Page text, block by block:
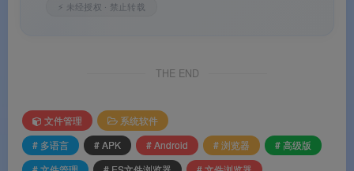
软件亮点
更新日志
更新日志
⚡ 未经授权 · 禁止转载
THE END
文件管理
系统软件
# 多语言
# APK # Android # 浏览器
# 高级版